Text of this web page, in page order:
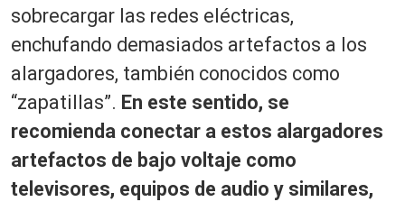
sobrecargar las redes eléctricas,
enchufando demasiados artefactos a los
alargadores, también conocidos como
“zapatillas”. En este sentido, se
recomienda conectar a estos alargadores
artefactos de bajo voltaje como
televisores, equipos de audio y similares,